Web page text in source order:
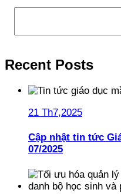
Tìm kiếm
Recent Posts
21 Th7,2025
Cập nhật tin tức
07/2025